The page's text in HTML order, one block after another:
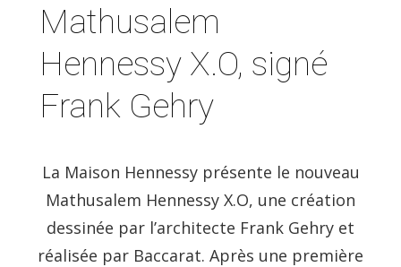
Mathusalem
Hennessy X.O, signé
Frank Gehry
La Maison Hennessy présente le nouveau
Mathusalem Hennessy X.O, une création
dessinée par l’architecte Frank Gehry et
réalisée par Baccarat. Après une première